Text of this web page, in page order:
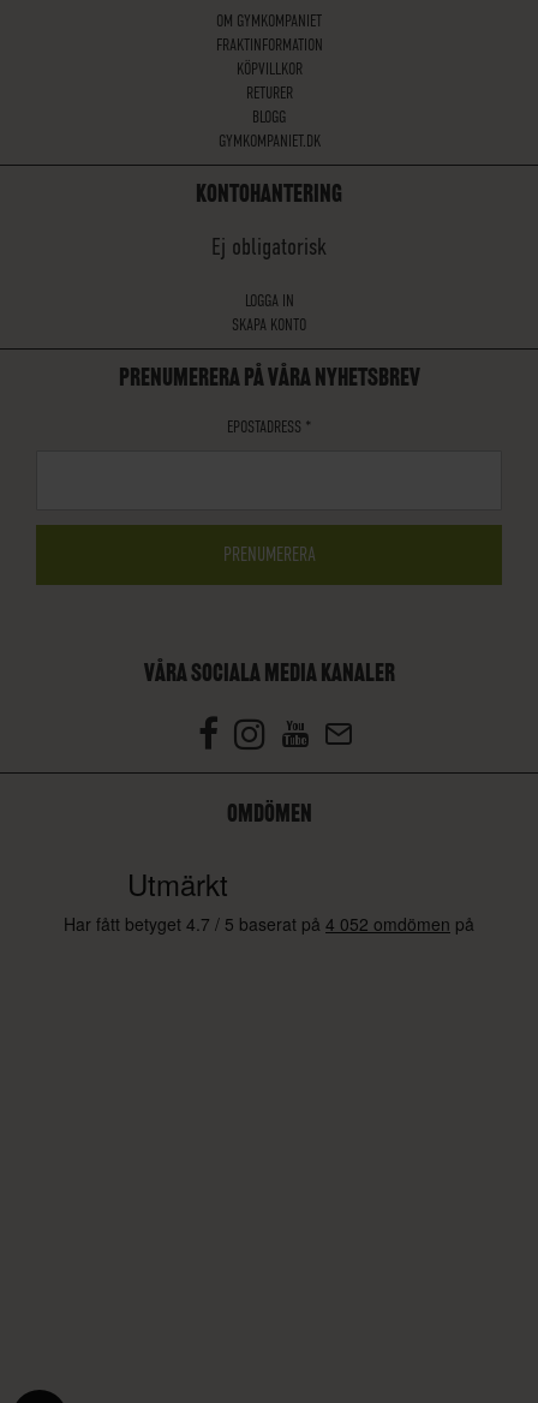
OM GYMKOMPANIET
FRAKTINFORMATION
KÖPVILLKOR
RETURER
BLOGG
GYMKOMPANIET.DK
KONTOHANTERING
Ej obligatorisk
LOGGA IN
SKAPA KONTO
PRENUMERERA PÅ VÅRA NYHETSBREV
EPOSTADRESS *
VÅRA SOCIALA MEDIA KANALER
OMDÖMEN